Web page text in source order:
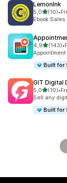
LemonInk
5,0de 5(10)
10 total de
•
Ebook Sales
4,9de 5(143)
143 total de•
Built for
GIT Digital
5,0de 5(10)
10 total de•
Sell any
Built for